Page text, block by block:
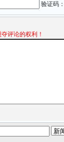
验证码：
评论的权利！